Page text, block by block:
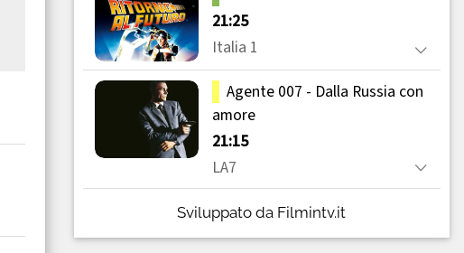
Sviluppato da Filmintv.it